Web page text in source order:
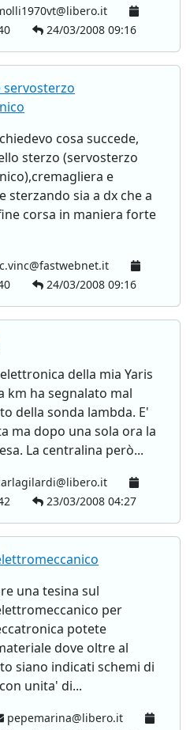
24/03/2008 09:16
cosa succede,
sterzo (servosterzo
e
sterzando sia a dx che a
corsa in maniera forte
c.vinc@fastwebnet.it
24/03/2008 09:16
della mia Yaris
km ha segnalato mal
della sonda lambda. E'
ma dopo una sola ora la
La centralina però...
23/03/2008 04:27
una tesina sul
per
potete
dove oltre al
siano indicati schemi di
unita' di...
pepemarina@libero.it